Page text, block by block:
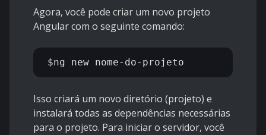
Agora, você pode criar um novo projeto
Angular com o seguinte comando:
Isso criará um novo diretório (projeto) e
instalará todas as dependências necessárias
para o projeto. Para iniciar o servidor, você